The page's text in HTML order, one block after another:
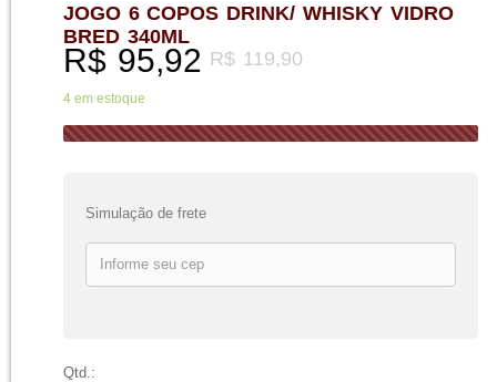
JOGO 6 COPOS DRINK/ WHISKY VIDRO
BRED 340ML
R$119,90
R$95,92
4 em estoque
Simulação de frete
Qtd.: